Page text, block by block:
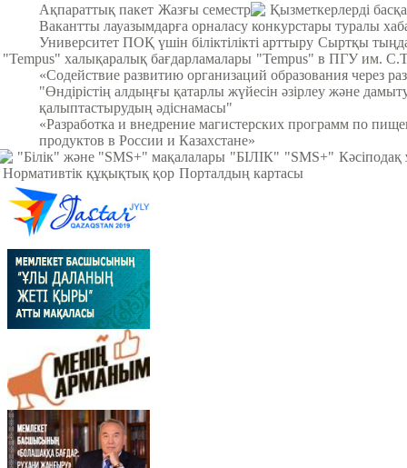
Ақпараттық пакет Жазғы семестр
Қызметкерлерді
Вакантты лауазымдарға орналасу конкурстары туралы
Университет ПОҚ үшін біліктілікті арттыру Сыртқы
"Tempus" халықаралық бағдарламалары "Tempus" в ПГУ им.
«Содействие развитию организаций образования через
"Өндірістің алдыңғы қатарлы жүйесін әзірлеу және
қалыптастырудың әдіснамасы"
«Разработка и внедрение магистерских программ по
продуктов в России и Казахстане»
"Білік" және "SMS+" мақалалары "БІЛІК" "SMS+"
Нормативтік құқықтық қор Порталдың картасы